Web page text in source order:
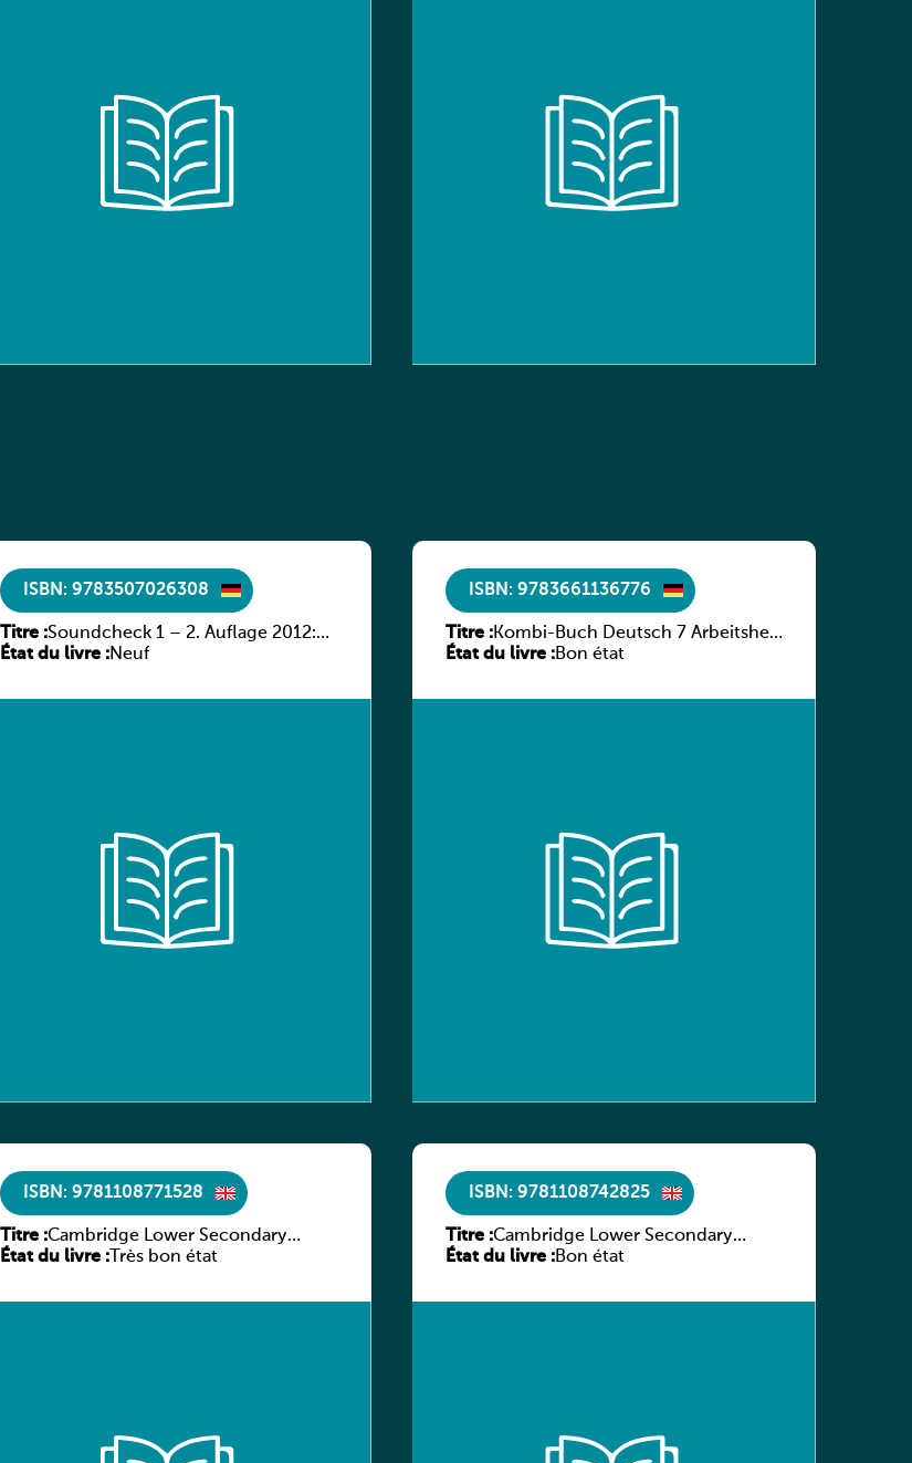
ISBN: 9783507026308
Titre :Soundcheck 1 – 2. Auflage 2012:
Schülerband 1
État du livre :Neuf
ISBN: 9783661136776
Titre :Kombi-Buch Deutsch 7 Arbeitsheft
(Neue Ausgabe Luxemburg)
État du livre :Bon état
ISBN: 9781108771528
Titre :Cambridge Lower Secondary
Mathematics Learner’s Book 8
État du livre : Très bon état
ISBN: 9781108742825
Titre :Cambridge Lower Secondary
Science Learner’s Book with Digital
État du livre :Bon état